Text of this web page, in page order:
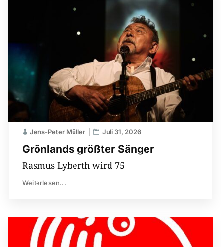
Grönlands größter Sänger
Jens-Peter Müller Juli 31, 2026
Rasmus Lyberth wird 75
Weiterlesen...